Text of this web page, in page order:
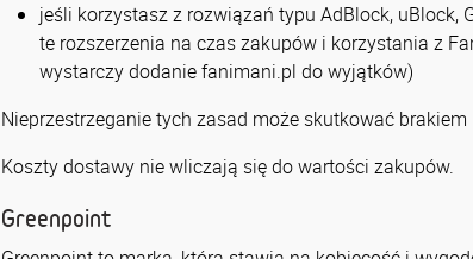
jeśli korzystasz z rozwiązań typu AdBlock, uBlock,
te rozszerzenia na czas zakupów i korzystania z
wystarczy dodanie fanimani.pl do wyjątków)
Nieprzestrzeganie tych zasad może skutkować
Koszty dostawy nie wliczają się do wartości zakupów.
Greenpoint